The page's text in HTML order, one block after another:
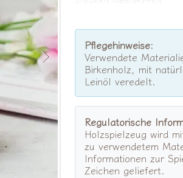
Pflegehinweise:
Verwendete
Birkenholz, mit
Leinöl veredelt.
Regulatorische
Holzspielzeug wird
zu verwendetem
Informationen zur
Zeichen geliefert.